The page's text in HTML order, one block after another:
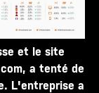
et le site
a tenté de
L'entreprise a